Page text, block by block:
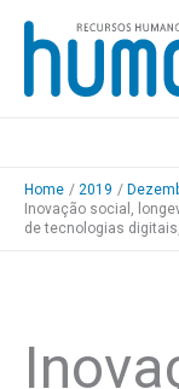
Skip
content
Home 2019
Inovação social,
de tecnologias